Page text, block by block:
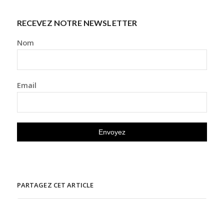
RECEVEZ NOTRE NEWSLETTER
Nom
Email
PARTAGEZ CET ARTICLE